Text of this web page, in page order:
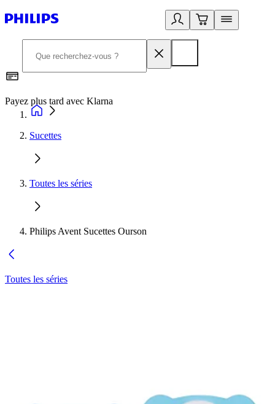
Payez plus tard avec Klarna
Sucettes
Toutes les séries
Philips Avent Sucettes Ourson
Toutes les séries